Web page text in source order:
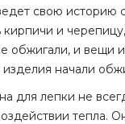
свою историю
кирпичи и
обжигали, и вещи
начали
для лепки не
тепла.